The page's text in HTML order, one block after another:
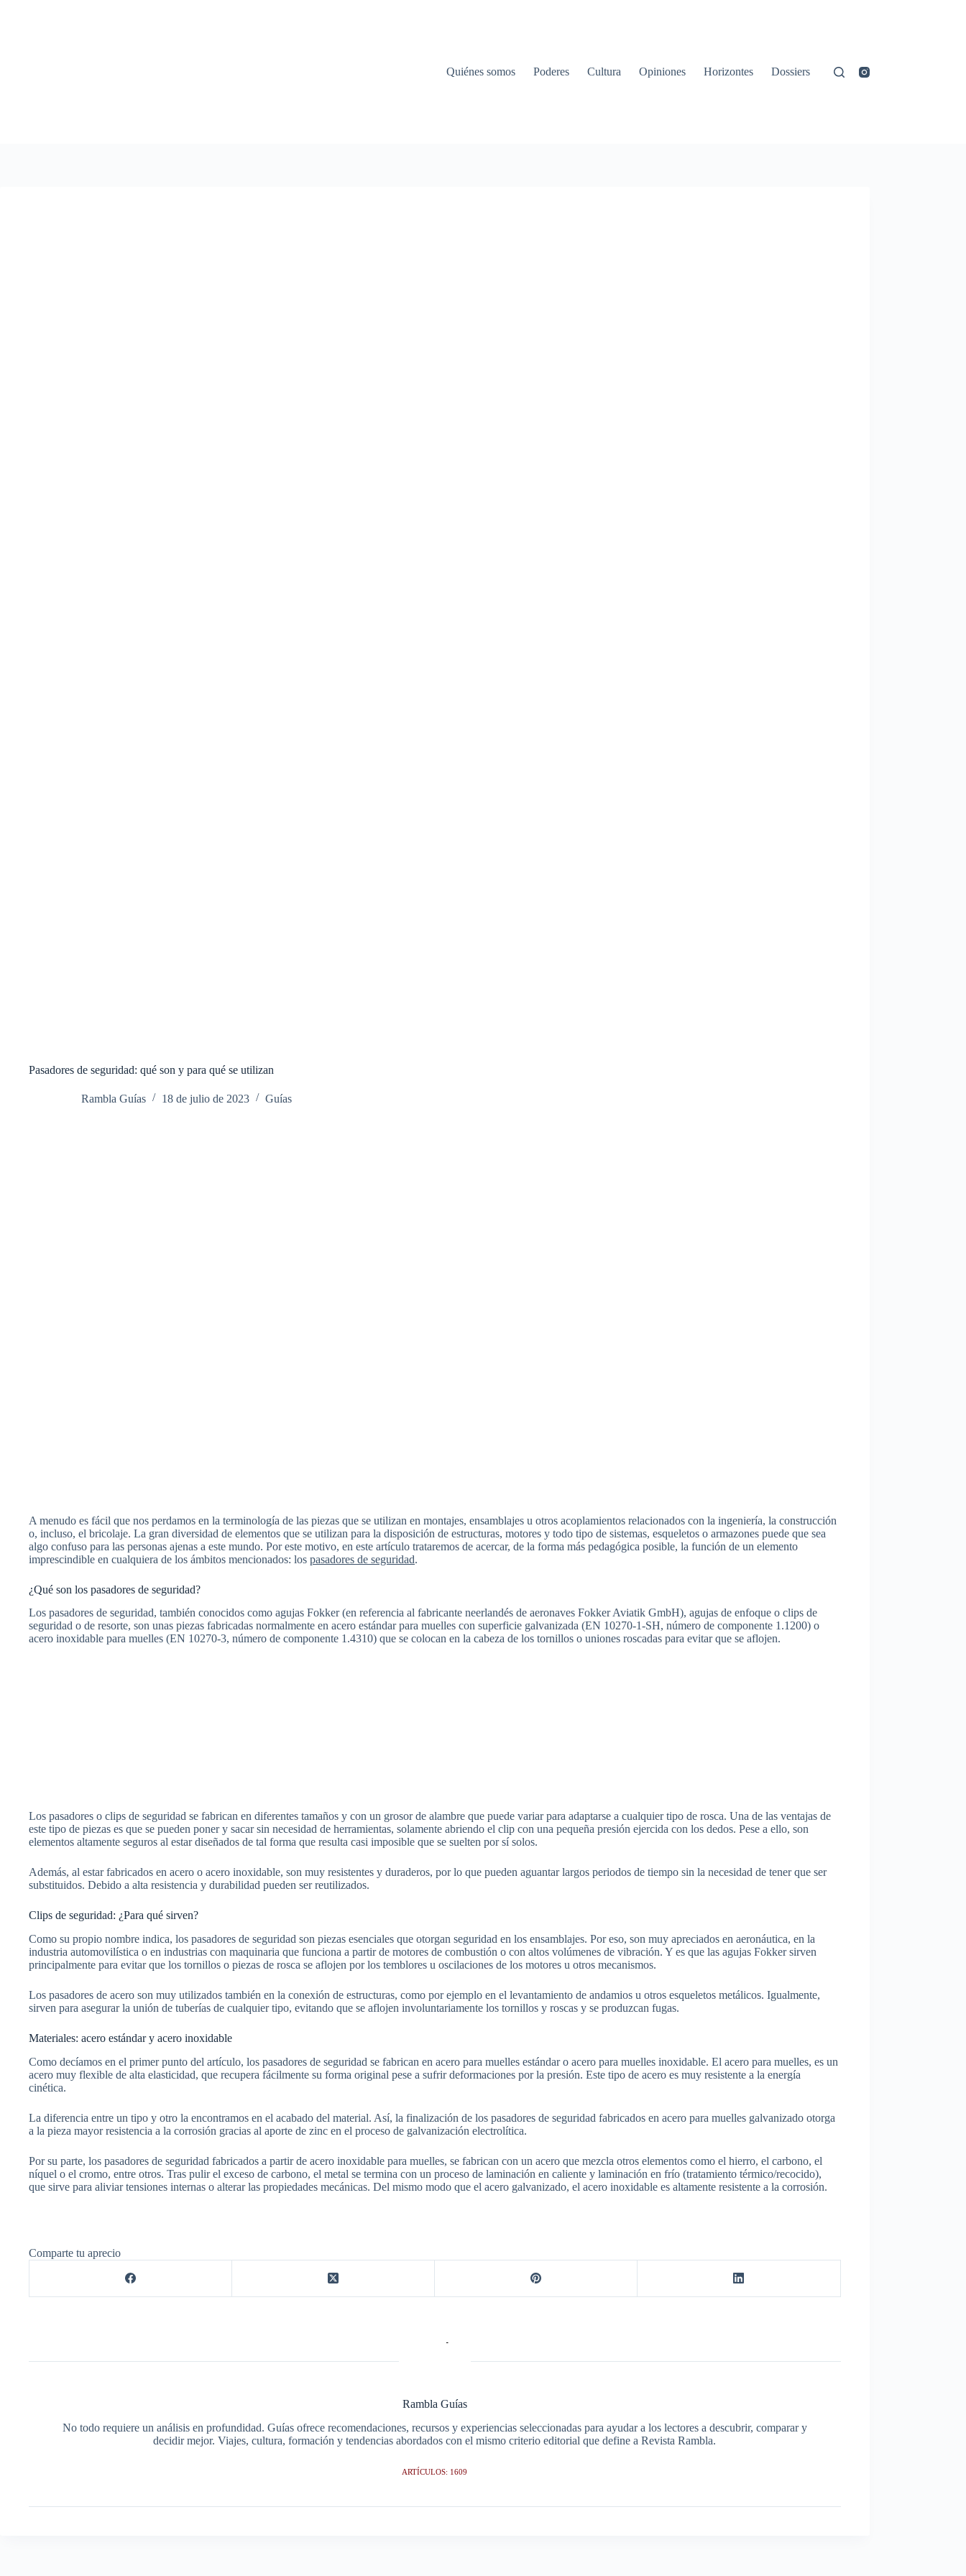
Quiénes somos Poderes Cultura Opiniones Horizontes Dossiers
Pasadores de seguridad: qué son y para qué se utilizan
Rambla Guías 18 de julio de 2023 Guías
A menudo es fácil que nos perdamos en la terminología de las piezas que se utilizan en montajes, ensamblajes u otros acoplamientos relacionados con la ingeniería, la construcción
o, incluso, el bricolaje. La gran diversidad de elementos que se utilizan para la disposición de estructuras, motores y todo tipo de sistemas, esqueletos o armazones puede que sea
algo confuso para las personas ajenas a este mundo. Por este motivo, en este artículo trataremos de acercar, de la forma más pedagógica posible, la función de un elemento
imprescindible en cualquiera de los ámbitos mencionados: los pasadores de seguridad.
¿Qué son los pasadores de seguridad?
Los pasadores de seguridad, también conocidos como agujas Fokker (en referencia al fabricante neerlandés de aeronaves Fokker Aviatik GmbH), agujas de enfoque o clips de
seguridad o de resorte, son unas piezas fabricadas normalmente en acero estándar para muelles con superficie galvanizada (EN 10270-1-SH, número de componente 1.1200) o
acero inoxidable para muelles (EN 10270-3, número de componente 1.4310) que se colocan en la cabeza de los tornillos o uniones roscadas para evitar que se aflojen.
Los pasadores o clips de seguridad se fabrican en diferentes tamaños y con un grosor de alambre que puede variar para adaptarse a cualquier tipo de rosca. Una de las ventajas de
este tipo de piezas es que se pueden poner y sacar sin necesidad de herramientas, solamente abriendo el clip con una pequeña presión ejercida con los dedos. Pese a ello, son
elementos altamente seguros al estar diseñados de tal forma que resulta casi imposible que se suelten por sí solos.
Además, al estar fabricados en acero o acero inoxidable, son muy resistentes y duraderos, por lo que pueden aguantar largos periodos de tiempo sin la necesidad de tener que ser
substituidos. Debido a alta resistencia y durabilidad pueden ser reutilizados.
Clips de seguridad: ¿Para qué sirven?
Como su propio nombre indica, los pasadores de seguridad son piezas esenciales que otorgan seguridad en los ensamblajes. Por eso, son muy apreciados en aeronáutica, en la
industria automovilística o en industrias con maquinaria que funciona a partir de motores de combustión o con altos volúmenes de vibración. Y es que las agujas Fokker sirven
principalmente para evitar que los tornillos o piezas de rosca se aflojen por los temblores u oscilaciones de los motores u otros mecanismos.
Los pasadores de acero son muy utilizados también en la conexión de estructuras, como por ejemplo en el levantamiento de andamios u otros esqueletos metálicos. Igualmente,
sirven para asegurar la unión de tuberías de cualquier tipo, evitando que se aflojen involuntariamente los tornillos y roscas y se produzcan fugas.
Materiales: acero estándar y acero inoxidable
Como decíamos en el primer punto del artículo, los pasadores de seguridad se fabrican en acero para muelles estándar o acero para muelles inoxidable. El acero para muelles, es un
acero muy flexible de alta elasticidad, que recupera fácilmente su forma original pese a sufrir deformaciones por la presión. Este tipo de acero es muy resistente a la energía
cinética.
La diferencia entre un tipo y otro la encontramos en el acabado del material. Así, la finalización de los pasadores de seguridad fabricados en acero para muelles galvanizado otorga
a la pieza mayor resistencia a la corrosión gracias al aporte de zinc en el proceso de galvanización electrolítica.
Por su parte, los pasadores de seguridad fabricados a partir de acero inoxidable para muelles, se fabrican con un acero que mezcla otros elementos como el hierro, el carbono, el
níquel o el cromo, entre otros. Tras pulir el exceso de carbono, el metal se termina con un proceso de laminación en caliente y laminación en frío (tratamiento térmico/recocido),
que sirve para aliviar tensiones internas o alterar las propiedades mecánicas. Del mismo modo que el acero galvanizado, el acero inoxidable es altamente resistente a la corrosión.
Comparte tu aprecio
Rambla Guías
No todo requiere un análisis en profundidad. Guías ofrece recomendaciones, recursos y experiencias seleccionadas para ayudar a los lectores a descubrir, comparar y
decidir mejor. Viajes, cultura, formación y tendencias abordados con el mismo criterio editorial que define a Revista Rambla.
ARTÍCULOS: 1609